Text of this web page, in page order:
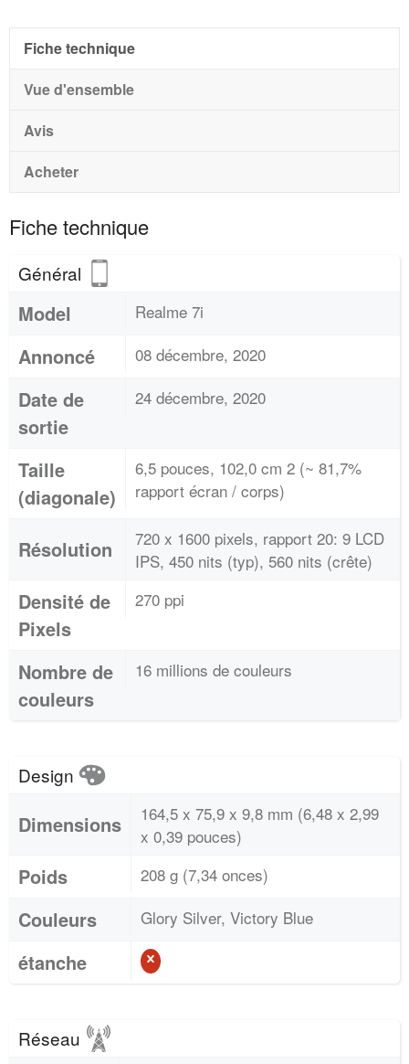
Fiche technique
Vue d'ensemble
Avis
Acheter
Fiche technique
Général
Model Realme 7i
Annoncé 08 décembre, 2020
Date de
sortie
24 décembre, 2020
Taille
(diagonale)
6,5 pouces, 102,0 cm 2 (~ 81,7%
rapport écran / corps)
Résolution
720 x 1600 pixels, rapport 20: 9 LCD
IPS, 450 nits (typ), 560 nits (crête)
Densité de
Pixels
270 ppi
Nombre de
couleurs
16 millions de couleurs
Design
Dimensions
164,5 x 75,9 x 9,8 mm (6,48 x 2,99
x 0,39 pouces)
Poids 208 g (7,34 onces)
Couleurs Glory Silver, Victory Blue
étanche
Réseau